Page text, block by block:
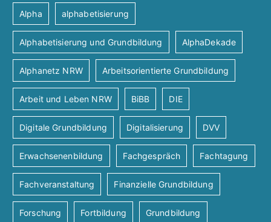
Alpha alphabetisierung
Alphabetisierung und Grundbildung AlphaDekade
Alphanetz NRW Arbeitsorientierte Grundbildung
Arbeit und Leben NRW BiBB DIE
Digitale Grundbildung Digitalisierung DVV
Erwachsenenbildung Fachgespräch Fachtagung
Fachveranstaltung Finanzielle Grundbildung
Forschung Fortbildung Grundbildung